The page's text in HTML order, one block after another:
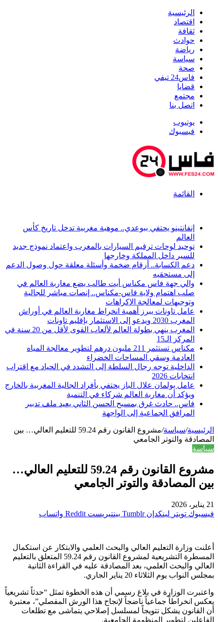
الرئيسية
اقتصاد
ثقافة
حوادث
رياضة
سياسة
صحة
فاس24 تيفي
قضايا
مجتمع
اتصل بنا
يوتيوب
فيسبوك
القائمة
إنفانتينو يحتفي ببوعدي.. موهبة مغربية تدخل تاريخ كأس
العالم
توحيد لوحات ترقيم السيارات بالمغرب واعتماد نموذج جديد
للسير داخل المملكة وخارجها
دعم الكسابة.. أرقام ضخمة وأسئلة معلقة حول وصول الدعم
إلى مستحقيه
والي جهة فاس مكناس أيت طالب يضع مغاربة العالم في
صلب اهتمام ولاية فاس-مكناس.. إنصات مباشر للجالية
وتوجيهات لمعالجة الإكراهات
عامل تاونات يبرز أهمية انخراط مغاربة العالم في أوراش
المغرب 2030 ويدعو إلى الاستثمار بإقليم تاونات
المغرب ينهي بطولة العالم لألعاب القوى لأقل من 20 سنة في
المركز الـ15
مكناس تستثمر 211 مليون درهم لتطوير معالجة المياه
العادمة وسقي المساحات الخضراء
الداخلية توجه رجال السلطة إلى التشدد في الحياد مع اقتراب
انتخابات 2026
عامل بولمان علال الباز يحتفي بأفراد الجالية المغربية بالخارج
ويؤكد أن مغاربة العالم شركاء في التنمية
فاس.. حادث غرق بمسبح الحسن الثاني يعيد ملف تدبير
المرافق الجماعية إلى الواجهة
الرئيسية/سياسة/
مشروع القانون رقم 59.24 للتعليم العالي… بين
المصادقة والتوتر الجامعي
سياسة
مشروع القانون رقم 59.24 للتعليم العالي…
بين المصادقة والتوتر الجامعي
21 يناير، 2026
فيسبوك تويتر لينكدإن بينتيريست واتساب
أعلنت وزارة التعليم العالي والبحث العلمي والابتكار عن استكمال
المسطرة التشريعية لمشروع القانون رقم 59.24 المتعلق بالتعليم
العالي والبحث العلمي، بعد المصادقة عليه في القراءة الثانية
بمجلس النواب يوم الثلاثاء 20 يناير الجاري.
واعتبرت الوزارة في بلاغ رسمي أن هذه الخطوة تمثل “حدثاً تشريعياً
يعكس انخراطاً جماعياً ناضجاً لإنجاح هذا الورش المفصلي”، معتبرة
أن القانون يشكل تتويجاً لمسلسل إصلاحي يتماشى مع تطلعات
الفاعلين لتطوير المنظومة الجامعية.